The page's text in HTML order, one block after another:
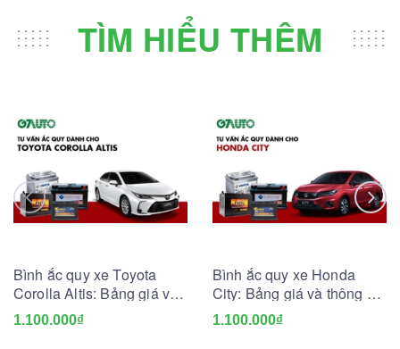
TÌM HIỂU THÊM
Bình ắc quy xe Toyota
Corolla Altis: Bảng giá và
thông số kỹ thuật
1.100.000₫
Bình ắc quy xe Honda
City: Bảng giá và thông số
kỹ thuật
1.100.000₫